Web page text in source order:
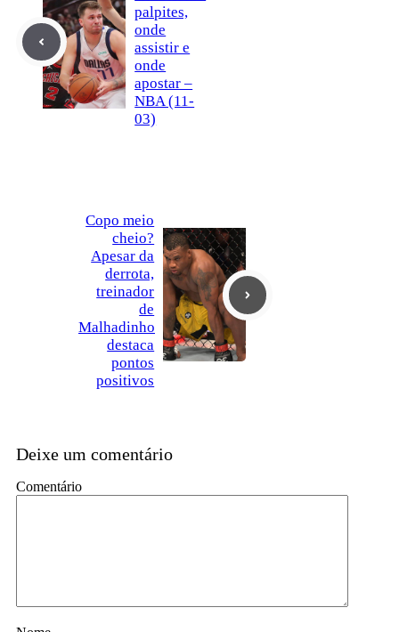
palpites,
onde
assistir e
onde
apostar –
NBA (11-
03)
Copo meio
cheio?
Apesar da
derrota,
treinador
de
Malhadinho
destaca
pontos
positivos
Deixe um comentário
Comentário